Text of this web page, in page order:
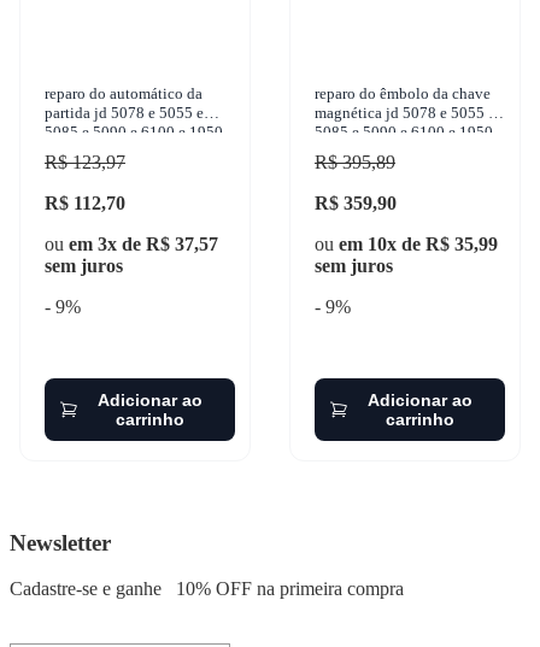
reparo do automático da
partida jd 5078 e 5055 e
5085 e 5090 e 6100 e 1950-
2006 gbusch - 10911
R$ 123,97
R$ 112,70
ou em 3x de R$ 37,57
sem juros
- 9%
Adicionar ao
carrinho
reparo do êmbolo da chave
magnética jd 5078 e 5055 e
5085 e 5090 e 6100 e 1950-
2006 gbusch - 10913
R$ 395,89
R$ 359,90
ou em 10x de R$ 35,99
sem juros
- 9%
Adicionar ao
carrinho
Newsletter
Cadastre-se e ganhe 10% OFF na primeira compra